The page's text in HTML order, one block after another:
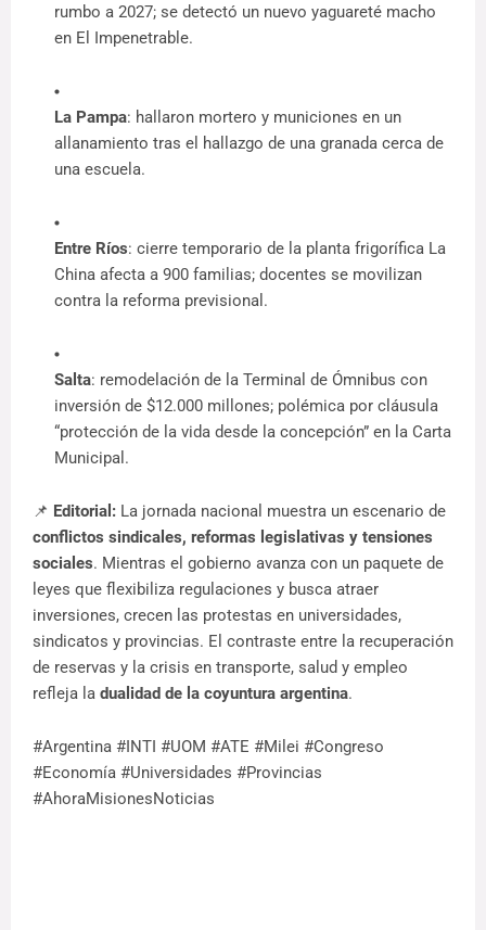
rumbo a 2027; se detectó un nuevo yaguareté macho
en El Impenetrable.
La Pampa: hallaron mortero y municiones en un
allanamiento tras el hallazgo de una granada cerca de
una escuela.
Entre Ríos: cierre temporario de la planta frigorífica La
China afecta a 900 familias; docentes se movilizan
contra la reforma previsional.
Salta: remodelación de la Terminal de Ómnibus con
inversión de $12.000 millones; polémica por cláusula
“protección de la vida desde la concepción” en la Carta
Municipal.
📌 Editorial:
conflictos sindicales, reformas legislativas y tensiones
sociales. Mientras el gobierno avanza con un paquete de
leyes que flexibiliza regulaciones y busca atraer
inversiones, crecen las protestas en universidades,
sindicatos y provincias. El contraste entre la recuperación
de reservas y la crisis en transporte, salud y empleo
refleja la dualidad de la coyuntura argentina.
#Argentina #INTI #UOM #ATE #Milei #Congreso
#Economía #Universidades #Provincias
#AhoraMisionesNoticias